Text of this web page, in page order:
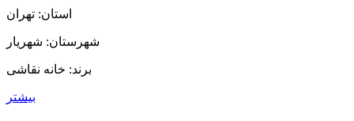
استان: تهران
شهرستان: شهریار
برند: خانه نقاشی
بیشتر